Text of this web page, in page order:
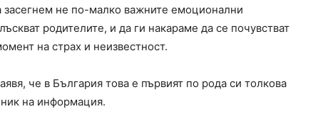
засегнем не по-малко важните емоционални
родителите, и да ги накараме да се почувстват
на страх и неизвестност.
че в България това е първият по рода си толкова
на информация.